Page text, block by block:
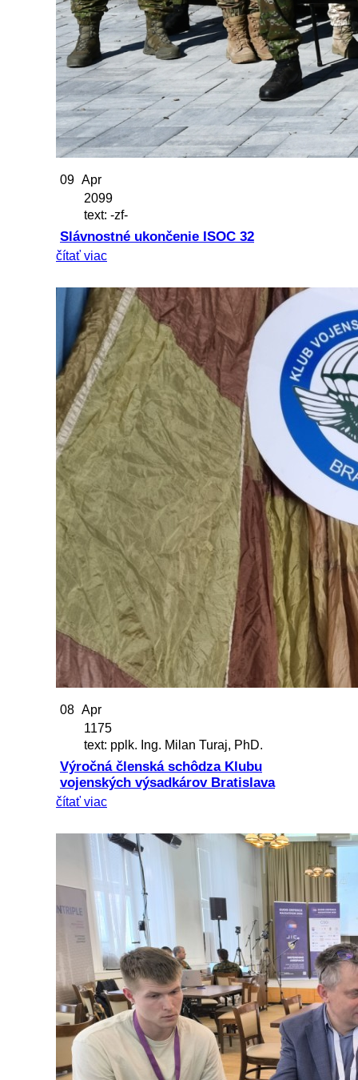
09 Apr
2099
text: -zf-
Slávnostné ukončenie ISOC 32
čítať viac
08 Apr
1175
text: pplk. Ing. Milan Turaj, PhD.
Výročná členská schôdza Klubu
vojenských výsadkárov Bratislava
čítať viac